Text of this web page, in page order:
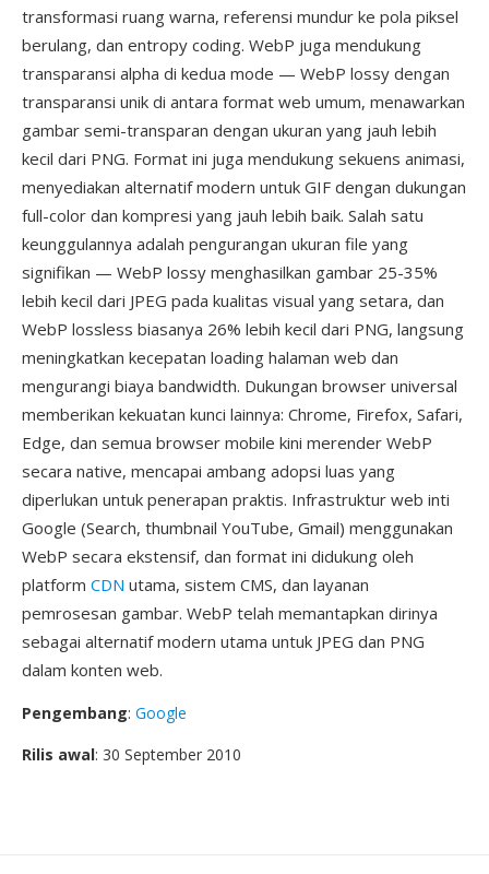
transformasi ruang warna, referensi mundur ke pola piksel
berulang, dan entropy coding. WebP juga mendukung
transparansi alpha di kedua mode — WebP lossy dengan
transparansi unik di antara format web umum, menawarkan
gambar semi-transparan dengan ukuran yang jauh lebih
kecil dari PNG. Format ini juga mendukung sekuens animasi,
menyediakan alternatif modern untuk GIF dengan dukungan
full-color dan kompresi yang jauh lebih baik. Salah satu
keunggulannya adalah pengurangan ukuran file yang
signifikan — WebP lossy menghasilkan gambar 25-35%
lebih kecil dari JPEG pada kualitas visual yang setara, dan
WebP lossless biasanya 26% lebih kecil dari PNG, langsung
meningkatkan kecepatan loading halaman web dan
mengurangi biaya bandwidth. Dukungan browser universal
memberikan kekuatan kunci lainnya: Chrome, Firefox, Safari,
Edge, dan semua browser mobile kini merender WebP
secara native, mencapai ambang adopsi luas yang
diperlukan untuk penerapan praktis. Infrastruktur web inti
Google (Search, thumbnail YouTube, Gmail) menggunakan
WebP secara ekstensif, dan format ini didukung oleh
platform CDN utama, sistem CMS, dan layanan
pemrosesan gambar. WebP telah memantapkan dirinya
sebagai alternatif modern utama untuk JPEG dan PNG
dalam konten web.
Pengembang: Google
Rilis awal: 30 September 2010